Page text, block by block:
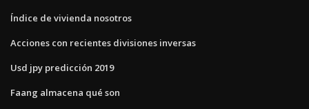
Índice de vivienda nosotros
Acciones con recientes divisiones inversas
Usd jpy predicción 2019
Faang almacena qué son